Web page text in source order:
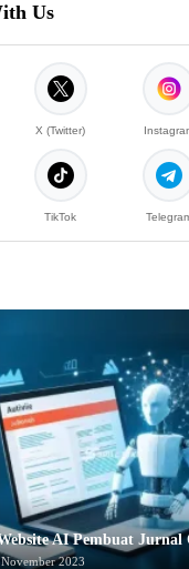
Us
X (Twitter)
TikTok
AI Pembuat Jurnal
2023